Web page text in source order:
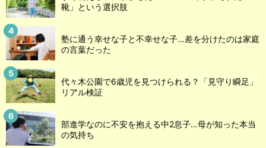
靴」という選択肢
塾に通う幸せな子と不幸せな子…差を分けたのは家庭
の言葉だった
代々木公園で6歳児を見つけられる？「見守り瞬足」
リアル検証
部進学なのに不安を抱える中2息子…母が知った本当
の気持ち